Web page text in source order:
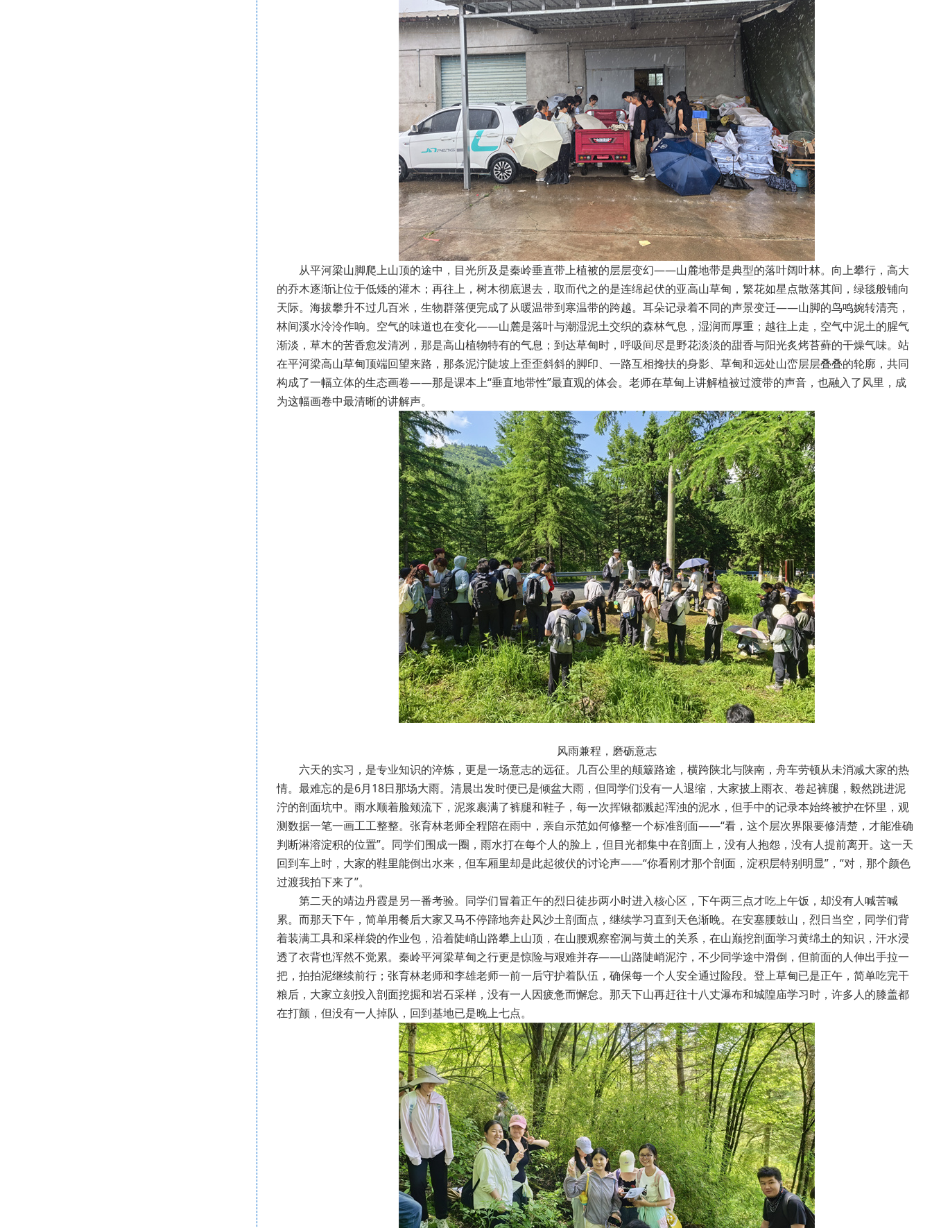
从平河梁山脚爬上山顶的途中，目光所及是秦岭垂直带上植被的层层变幻——山麓地带是典型的落叶阔叶林。向上攀行，高大
的乔木逐渐让位于低矮的灌木；再往上，树木彻底退去，取而代之的是连绵起伏的亚高山草甸，繁花如星点散落其间，绿毯般铺向
天际。海拔攀升不过几百米，生物群落便完成了从暖温带到寒温带的跨越。耳朵记录着不同的声景变迁——山脚的鸟鸣婉转清亮，
林间溪水泠泠作响。空气的味道也在变化——山麓是落叶与潮湿泥土交织的森林气息，湿润而厚重；越往上走，空气中泥土的腥气
渐淡，草木的苦香愈发清冽，那是高山植物特有的气息；到达草甸时，呼吸间尽是野花淡淡的甜香与阳光炙烤苔藓的干燥气味。站
在平河梁高山草甸顶端回望来路，那条泥泞陡坡上歪歪斜斜的脚印、一路互相搀扶的身影、草甸和远处山峦层层叠叠的轮廓，共同
构成了一幅立体的生态画卷——那是课本上“垂直地带性”最直观的体会。老师在草甸上讲解植被过渡带的声音，也融入了风里，成
为这幅画卷中最清晰的讲解声。
风雨兼程，磨砺意志
六天的实习，是专业知识的淬炼，更是一场意志的远征。几百公里的颠簸路途，横跨陕北与陕南，舟车劳顿从未消减大家的热
情。最难忘的是6月18日那场大雨。清晨出发时便已是倾盆大雨，但同学们没有一人退缩，大家披上雨衣、卷起裤腿，毅然跳进泥
泞的剖面坑中。雨水顺着脸颊流下，泥浆裹满了裤腿和鞋子，每一次挥锹都溅起浑浊的泥水，但手中的记录本始终被护在怀里，观
测数据一笔一画工工整整。张育林老师全程陪在雨中，亲自示范如何修整一个标准剖面——“看，这个层次界限要修清楚，才能准确
判断淋溶淀积的位置”。同学们围成一圈，雨水打在每个人的脸上，但目光都集中在剖面上，没有人抱怨，没有人提前离开。这一天
回到车上时，大家的鞋里能倒出水来，但车厢里却是此起彼伏的讨论声——“你看刚才那个剖面，淀积层特别明显”，“对，那个颜色
过渡我拍下来了”。
第二天的靖边丹霞是另一番考验。同学们冒着正午的烈日徒步两小时进入核心区，下午两三点才吃上午饭，却没有人喊苦喊
累。而那天下午，简单用餐后大家又马不停蹄地奔赴风沙土剖面点，继续学习直到天色渐晚。在安塞腰鼓山，烈日当空，同学们背
着装满工具和采样袋的作业包，沿着陡峭山路攀上山顶，在山腰观察窑洞与黄土的关系，在山巅挖剖面学习黄绵土的知识，汗水浸
透了衣背也浑然不觉累。秦岭平河梁草甸之行更是惊险与艰难并存——山路陡峭泥泞，不少同学途中滑倒，但前面的人伸出手拉一
把，拍拍泥继续前行；张育林老师和李雄老师一前一后守护着队伍，确保每一个人安全通过险段。登上草甸已是正午，简单吃完干
粮后，大家立刻投入剖面挖掘和岩石采样，没有一人因疲惫而懈怠。那天下山再赶往十八丈瀑布和城隍庙学习时，许多人的膝盖都
在打颤，但没有一人掉队，回到基地已是晚上七点。